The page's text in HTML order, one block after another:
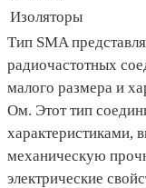
Изоляторы
Тип SMA
радиочастотных
малого размера и
Ом. Этот тип
характеристиками,
механическую
электрические